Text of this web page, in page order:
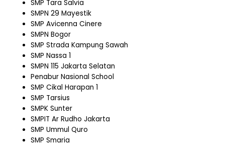
SMP Tara Salvia
SMPN 29 Mayestik
SMP Avicenna Cinere
SMPN Bogor
SMP Strada Kampung Sawah
SMP Nassa 1
SMPN 115 Jakarta Selatan
Penabur Nasional School
SMP Cikal Harapan 1
SMP Tarsius
SMPK Sunter
SMPIT Ar Rudho Jakarta
SMP Ummul Quro
SMP Smaria